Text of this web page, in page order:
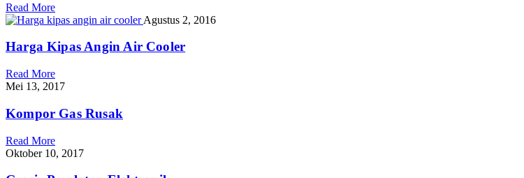
Read More
Agustus 2, 2016
Harga Kipas Angin Air Cooler
Read More
Mei 13, 2017
Kompor Gas Rusak
Read More
Oktober 10, 2017